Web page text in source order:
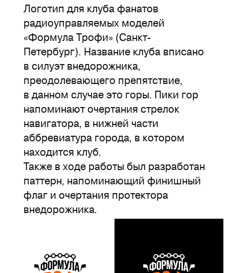
Логотип для клуба фанатов
радиоуправляемых моделей
«Формула Трофи» (Санкт-
Петербург). Название клуба вписано
в силуэт внедорожника,
преодолевающего препятствие,
в данном случае это горы. Пики гор
напоминают очертания стрелок
навигатора, в нижней части
аббревиатура города, в котором
находится клуб.
Также в ходе работы был разработан
паттерн, напоминающий финишный
флаг и очертания протектора
внедорожника.